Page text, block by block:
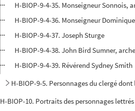
H-BIOP-9-4-35. Monseigneur Sonnois,
H-BIOP-9-4-36. Monseigneur
H-BIOP-9-4-37. Joseph Sturge
H-BIOP-9-4-38. John Bird Sumner,
H-BIOP-9-4-39. Révérend Sydney Smith
H-BIOP-9-5. Personnages du clergé dont
H-BIOP-10. Portraits des personnages lettrés